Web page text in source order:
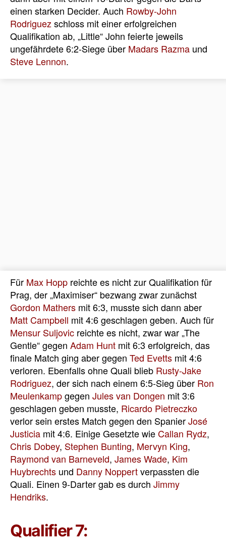
einen starken Decider. Auch Rowby-John
Rodriguez schloss mit einer erfolgreichen
Qualifikation ab, „Little“ John feierte jeweils
ungefährdete 6:2-Siege über Madars Razma und
Steve Lennon.
Für Max Hopp reichte es nicht zur Qualifikation für
Prag, der „Maximiser“ bezwang zwar zunächst
Gordon Mathers mit 6:3, musste sich dann aber
Matt Campbell mit 4:6 geschlagen geben. Auch für
Mensur Suljovic reichte es nicht, zwar war „The
Gentle“ gegen Adam Hunt mit 6:3 erfolgreich, das
finale Match ging aber gegen Ted Evetts mit 4:6
verloren. Ebenfalls ohne Quali blieb Rusty-Jake
Rodriguez, der sich nach einem 6:5-Sieg über Ron
Meulenkampgegen Jules van Dongen mit 3:6
geschlagen geben musste, Ricardo Pietreczko
verlor sein erstes Match gegen den SpanierJosé
Justicia mit 4:6. Einige Gesetzte wieCallan Rydz,
Chris Dobey, Stephen Bunting, Mervyn King,
Raymond van Barneveld, James Wade, Kim
Huybrechts und Danny Noppertverpassten die
Quali. Einen 9-Darter gab es durch Jimmy
Hendriks.
Qualifier 7: